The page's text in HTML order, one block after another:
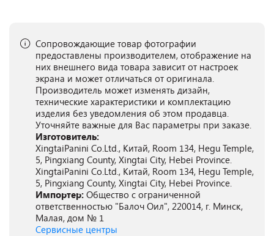
Сопровождающие товар фотографии
предоставлены производителем, отображение на
них внешнего вида товара зависит от настроек
экрана и может отличаться от оригинала.
Производитель может изменять дизайн,
технические характеристики и комплектацию
изделия без уведомления об этом продавца.
Уточняйте важные для Вас параметры при заказе.
Изготовитель:
XingtaiPanini Co.Ltd., Китай, Room 134, Hegu Temple,
5, Pingxiang County, Xingtai City, Hebei Province.
XingtaiPanini Co.Ltd., Китай, Room 134, Hegu Temple,
5, Pingxiang County, Xingtai City, Hebei Province.
Импортер: Общество с ограниченной
ответственностью "Балоч Оил", 220014, г. Минск,
Малая, дом № 1
Сервисные центры